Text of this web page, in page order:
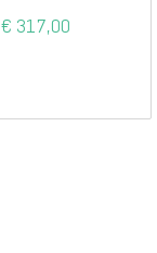
€ 317,00